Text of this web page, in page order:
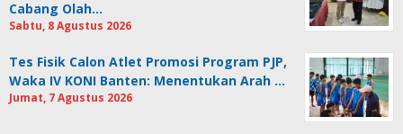
Cabang Olah…
Sabtu, 8 Agustus 2026
Tes Fisik Calon Atlet Promosi Program PJP,
Waka IV KONI Banten: Menentukan Arah …
Jumat, 7 Agustus 2026